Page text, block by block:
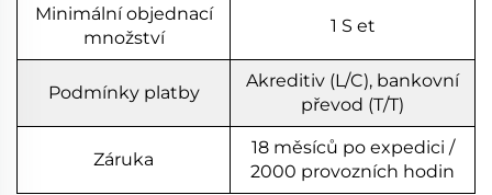
Minimální objednací
množství
1 S et
Podmínky platby
Akreditiv (L/C), bankovní
převod (T/T)
Záruka
18 měsíců po expedici /
2000 provozních hodin